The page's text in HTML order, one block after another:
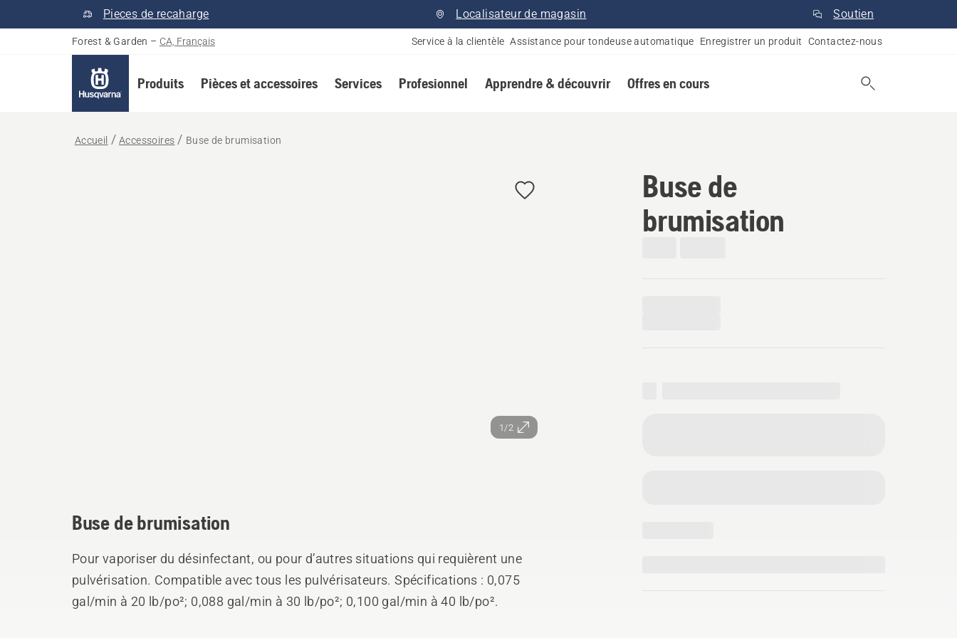
Pieces de recaharge Localisateur de magasin Soutien
Forest & Garden – CA, Français Service à la clientèle Assistance pour tondeuse automatique Enregistrer un produit Contactez-nous
Produits Pièces et accessoires Services Profesionnel Apprendre & découvrir Offres en cours
Accueil Accessoires Buse de brumisation
1/2
Buse de
brumisation
Buse de brumisation
Pour vaporiser du désinfectant, ou pour d’autres situations qui requièrent une
pulvérisation. Compatible avec tous les pulvérisateurs. Spécifications : 0,075
gal/min à 20 lb/po²; 0,088 gal/min à 30 lb/po²; 0,100 gal/min à 40 lb/po².